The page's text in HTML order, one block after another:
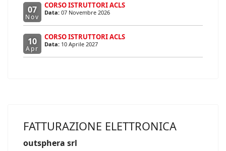
07
Nov
CORSO ISTRUTTORI ACLS
Data: 07 Novembre 2026
10
Apr
CORSO ISTRUTTORI ACLS
Data: 10 Aprile 2027
FATTURAZIONE ELETTRONICA
outsphera srl